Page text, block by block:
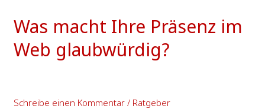
Was macht Ihre Präsenz im
Web glaubwürdig?
Schreibe einen Kommentar / Ratgeber
Ihre
im